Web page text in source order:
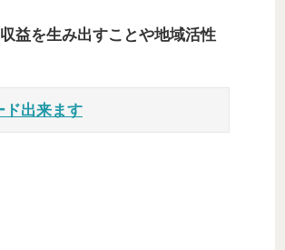
益を生み出すことや地域活性
ド出来ます